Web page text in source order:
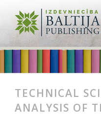
TECHNICAL
ANALYSIS OF